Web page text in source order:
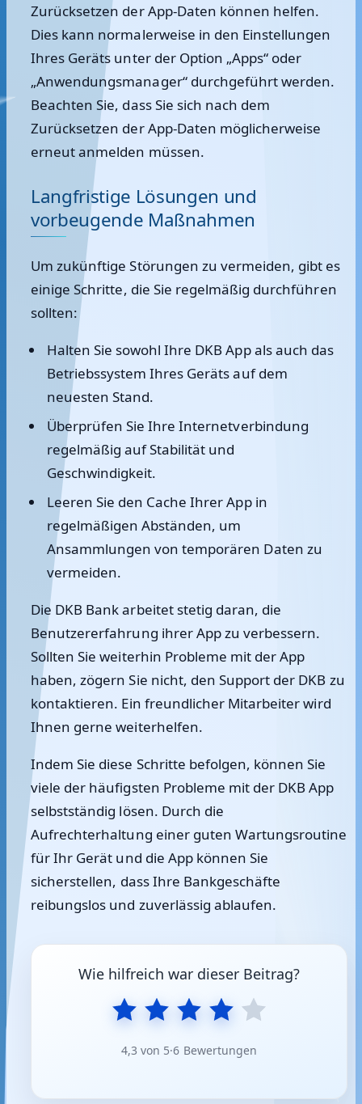
Zurücksetzen der App-Daten können helfen.
Dies kann normalerweise in den Einstellungen
Ihres Geräts unter der Option „Apps“ oder
„Anwendungsmanager“ durchgeführt werden.
Beachten Sie, dass Sie sich nach dem
Zurücksetzen der App-Daten möglicherweise
erneut anmelden müssen.
Langfristige Lösungen und
vorbeugende Maßnahmen
Um zukünftige Störungen zu vermeiden, gibt es
einige Schritte, die Sie regelmäßig durchführen
sollten:
Halten Sie sowohl Ihre DKB App als auch das
Betriebssystem Ihres Geräts auf dem
neuesten Stand.
Überprüfen Sie Ihre Internetverbindung
regelmäßig auf Stabilität und
Geschwindigkeit.
Leeren Sie den Cache Ihrer App in
regelmäßigen Abständen, um
Ansammlungen von temporären Daten zu
vermeiden.
Die DKB Bank arbeitet stetig daran, die
Benutzererfahrung ihrer App zu verbessern.
Sollten Sie weiterhin Probleme mit der App
haben, zögern Sie nicht, den Support der DKB zu
kontaktieren. Ein freundlicher Mitarbeiter wird
Ihnen gerne weiterhelfen.
Indem Sie diese Schritte befolgen, können Sie
viele der häufigsten Probleme mit der DKB App
selbstständig lösen. Durch die
Aufrechterhaltung einer guten Wartungsroutine
für Ihr Gerät und die App können Sie
sicherstellen, dass Ihre Bankgeschäfte
reibungslos und zuverlässig ablaufen.
Wie hilfreich war dieser Beitrag?
4,3 von 5·6 Bewertungen